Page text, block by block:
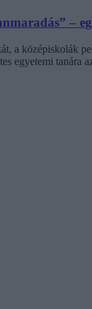
–
a középiskolák
egyetemi tanára